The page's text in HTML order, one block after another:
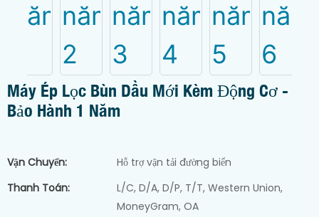
Máy Ép Lọc Bùn Dầu Mới Kèm Động Cơ -
Bảo Hành 1 Năm
Vận Chuyển:
Hỗ trợ vận tải đường biển
Thanh Toán:
L/C, D/A, D/P, T/T, Western Union,
MoneyGram, OA